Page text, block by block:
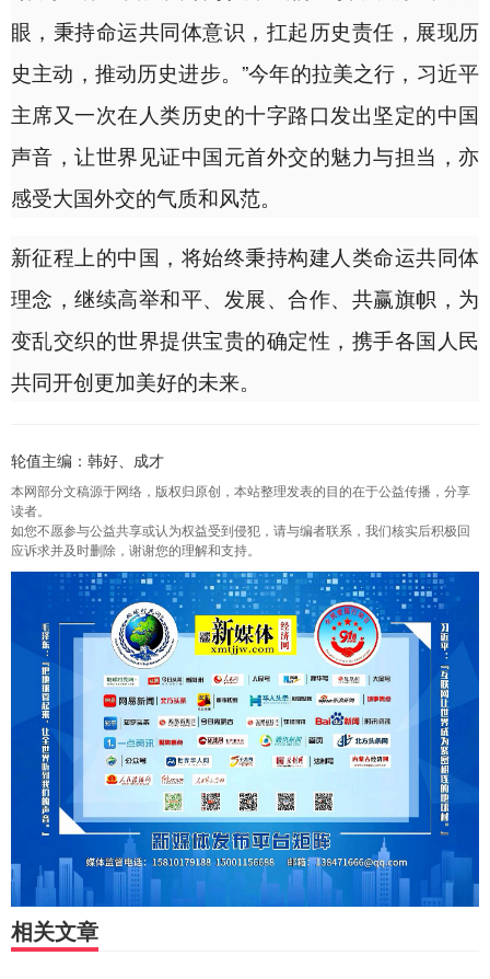
眼，秉持命运共同体意识，扛起历史责任，展现历
史主动，推动历史进步。”今年的拉美之行，习近平
主席又一次在人类历史的十字路口发出坚定的中国
声音，让世界见证中国元首外交的魅力与担当，亦
感受大国外交的气质和风范。
新征程上的中国，将始终秉持构建人类命运共同体
理念，继续高举和平、发展、合作、共赢旗帜，为
变乱交织的世界提供宝贵的确定性，携手各国人民
共同开创更加美好的未来。
轮值主编：韩好、成才
本网部分文稿源于网络，版权归原创，本站整理发表的目的在于公益传播，分享
读者。
如您不愿参与公益共享或认为权益受到侵犯，请与编者联系，我们核实后积极回
应诉求并及时删除，谢谢您的理解和支持。
相关文章